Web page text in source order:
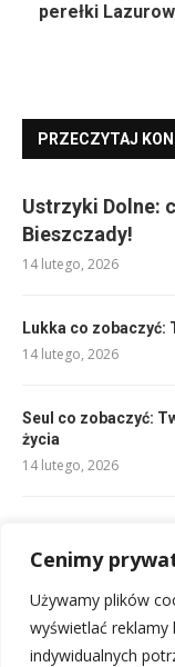
Cenimy
Używamy plików
wyświetlać
indywidualnych
perełki
PRZECZYTAJ
Ustrzyki Dolne:
Bieszczady!
14 lutego, 2026
Lukka co zobaczyć:
14 lutego, 2026
Seul co zobaczyć:
życia
14 lutego, 2026
14 lutego, 2026
Czy w Iraku jest
21 lutego, 2026